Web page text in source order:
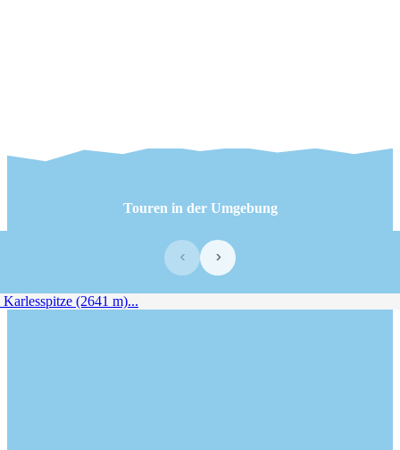
Touren in der Umgebung
‹ ›